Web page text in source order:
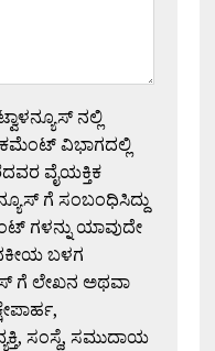
ನಲ್ಲಿ
ವಿಭಾಗದಲ್ಲಿ
ವೈಯಕ್ತಿಕ
ಗೆ ಸಂಬಂಧಿಸಿದ್ದು
ಗಳನ್ನು ಯಾವುದೇ
ಬಳಗ
ಗೆ ಲೇಖನ ಅಥವಾ
ಸಂಸ್ಥೆ, ಸಮುದಾಯ